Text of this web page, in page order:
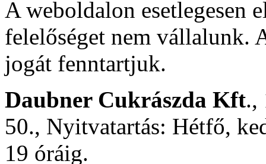
A weboldalon esetlegesen
felelőséget nem vállalunk.
jogát fenntartjuk.
Daubner Cukrászda Kft.,
50., Nyitvatartás: Hétfő,
19 óráig.